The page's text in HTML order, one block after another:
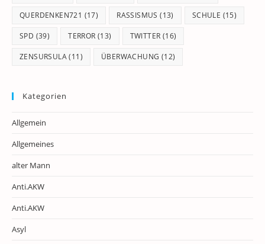
QUERDENKEN721 (17) RASSISMUS (13) SCHULE (15)
SPD (39) TERROR (13) TWITTER (16)
ZENSURSULA(11) ÜBERWACHUNG (12)
Kategorien
Allgemein
Allgemeines
alter Mann
Anti.AKW
Anti.AKW
Asyl